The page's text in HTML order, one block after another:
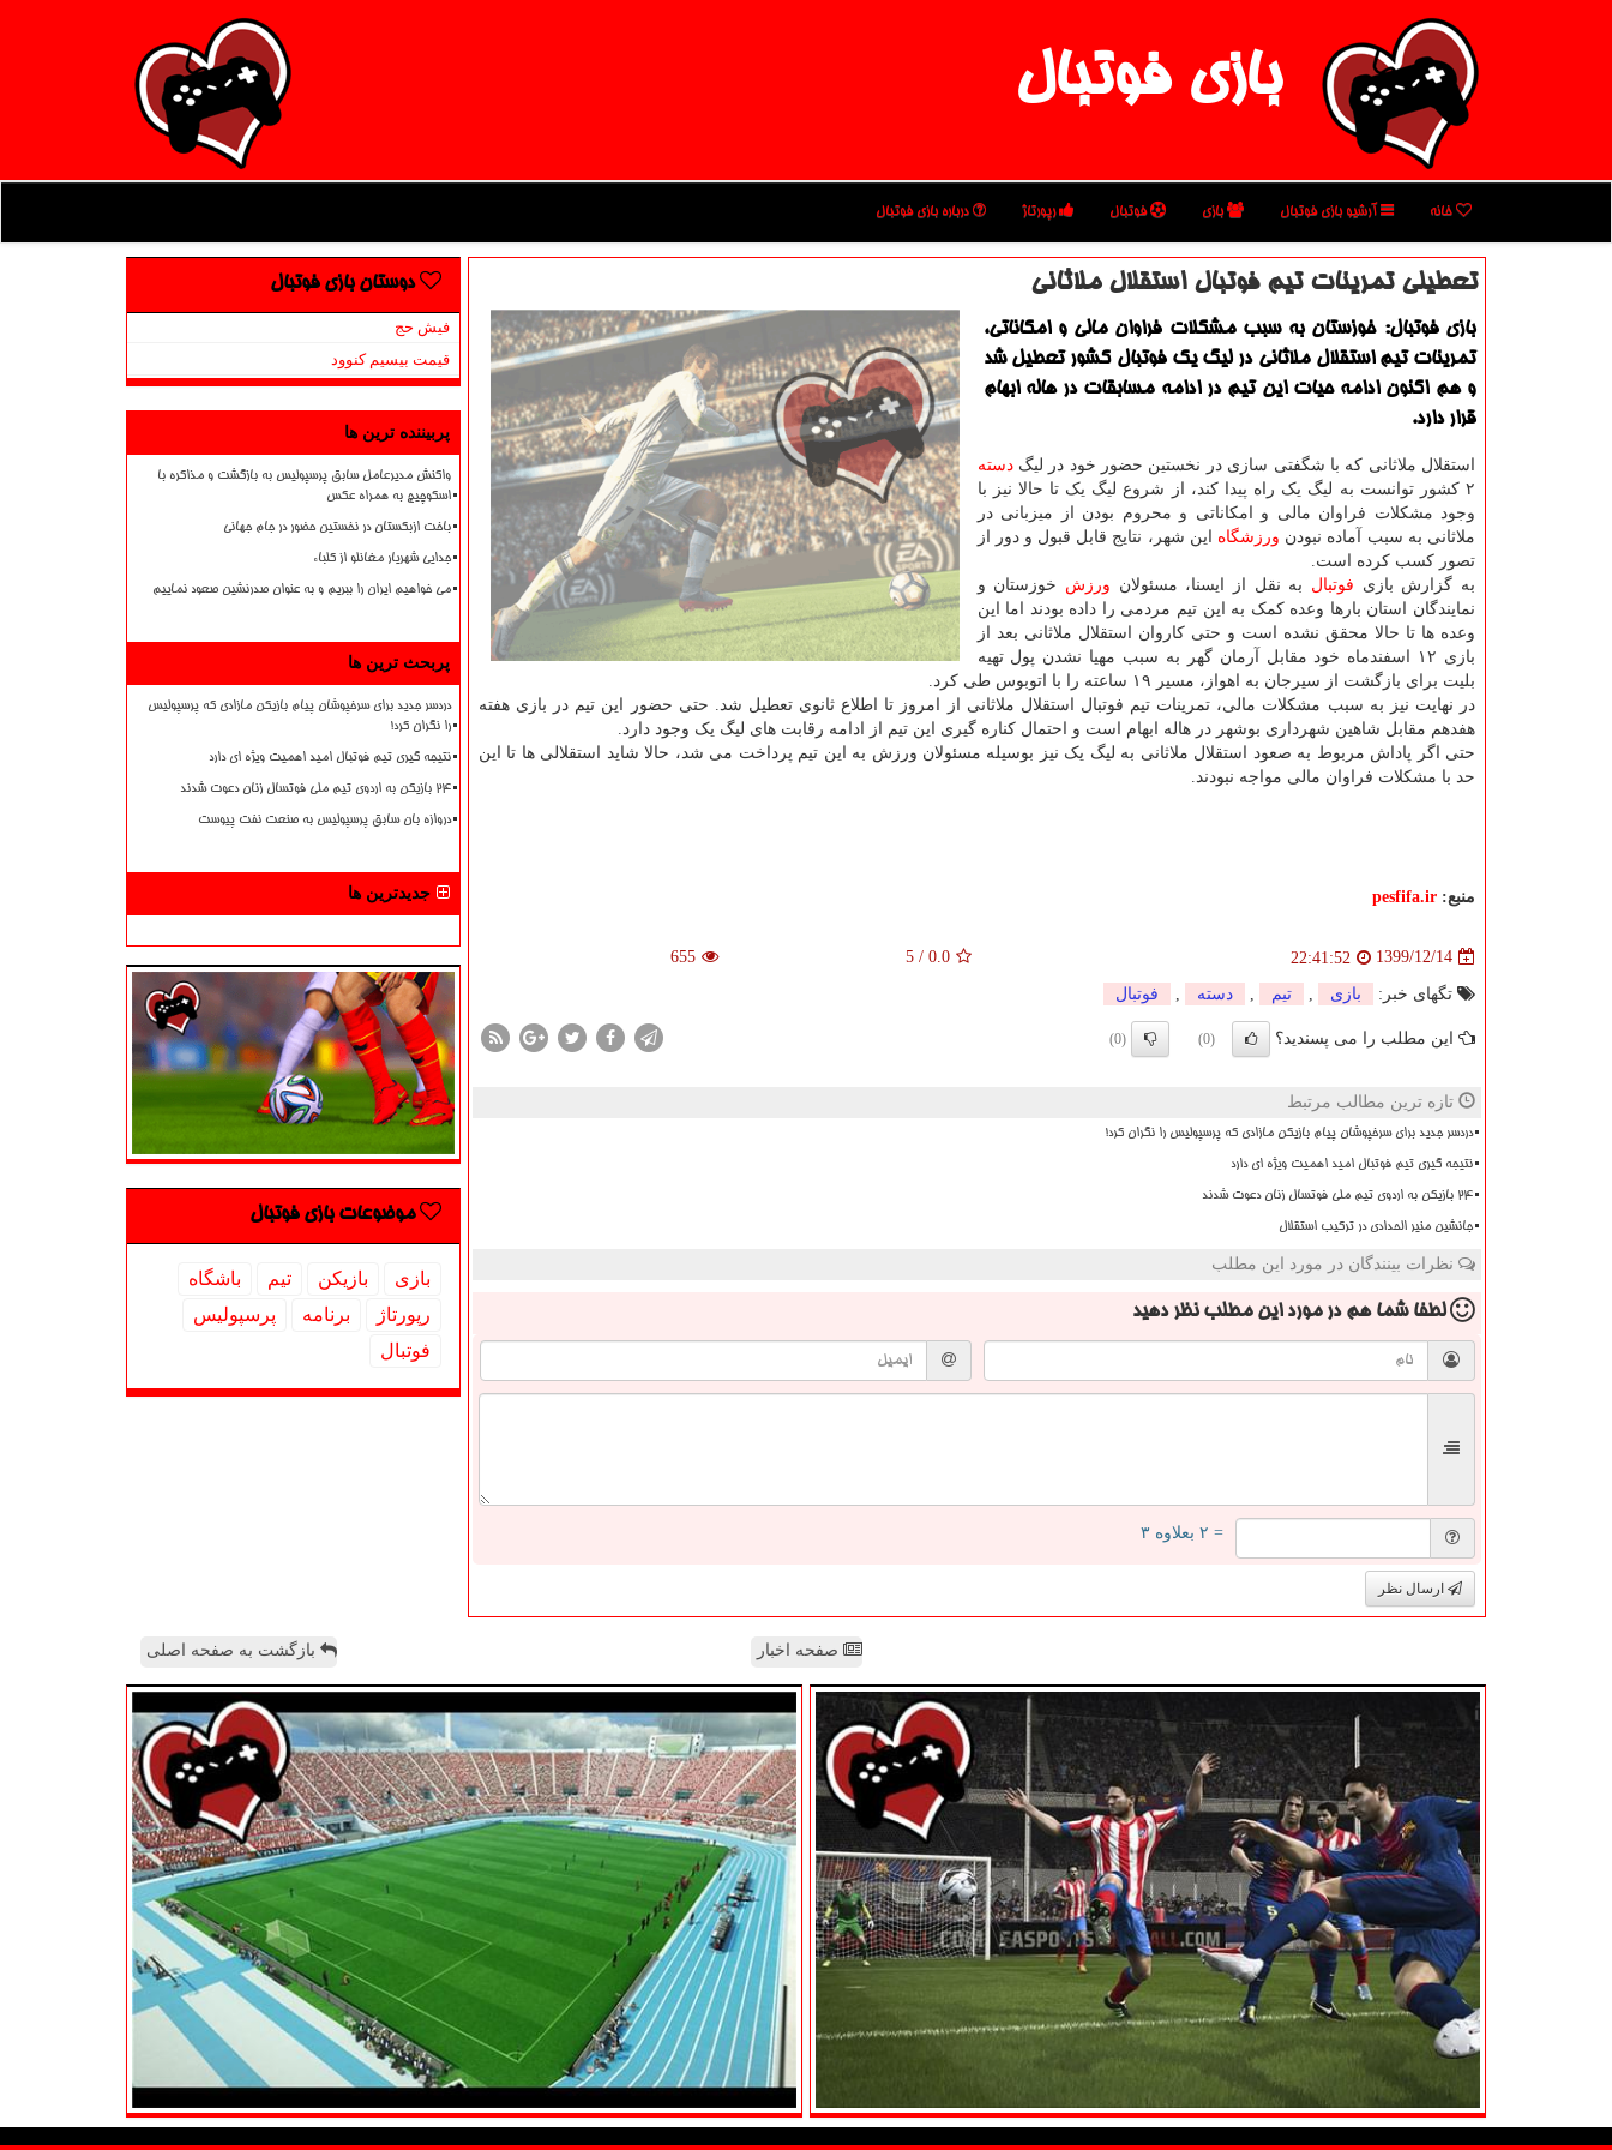
بازی فوتبال
خانه آرشیو بازی فوتبال بازی فوتبال رپورتاژ درباره بازی فوتبال
تعطیلی تمرینات تیم فوتبال استقلال ملاثانی
بازی فوتبال: خوزستان به سبب مشکلات فراوان مالی و امکاناتی،
تمرینات تیم استقلال ملاثانی در لیگ یک فوتبال کشور تعطیل شد
و هم اکنون ادامه حیات این تیم در ادامه مسابقات در هاله ابهام
قرار دارد.
استقلال ملاثانی که با شگفتی سازی در نخستین حضور خود در لیگدسته
۲ کشور توانست به لیگ یک راه پیدا کند، از شروع لیگ یک تا حالا نیز با
وجود مشکلات فراوان مالی و امکاناتی و محروم بودن از میزبانی در
ملاثانی به سبب آماده نبودن ورزشگاه این شهر، نتایج قابل قبول و دور از
تصور کسب کرده است.
به گزارش بازی فوتبال به نقل از ایسنا، مسئولان ورزش خوزستان و
نمایندگان استان بارها وعده کمک به این تیم مردمی را داده بودند اما این
وعده ها تا حالا محقق نشده است و حتی کاروان استقلال ملاثانی بعد از
بازی ۱۲ اسفندماه خود مقابل آرمان گهر به سبب مهیا نشدن پول تهیه
بلیت برای بازگشت از سیرجان به اهواز، مسیر ۱۹ ساعته را با اتوبوس طی کرد.
در نهایت نیز به سبب مشکلات مالی، تمرینات تیم فوتبال استقلال ملاثانی از امروز تا اطلاع ثانوی تعطیل شد. حتی حضور این تیم در بازی هفته
هفدهم مقابل شاهین شهرداری بوشهر در هاله ابهام است و احتمال کناره گیری این تیم از ادامه رقابت های لیگ یک وجود دارد.
حتی اگر پاداش مربوط به صعود استقلال ملاثانی به لیگ یک نیز بوسیله مسئولان ورزش به این تیم پرداخت می شد، حالا شاید استقلالی ها تا این
حد با مشکلات فراوان مالی مواجه نبودند.
منبع: pesfifa.ir
1399/12/14
22:41:52
0.0
/
5
655
تگهای خبر: بازی تیم دسته فوتبال
این مطلب را می پسندید؟ (0)
(0)
تازه ترین مطالب مرتبط
دردسر جدید برای سرخپوشان پیام بازیکن مازادی که پرسپولیس را نگران کرد!
نتیجه گیری تیم فوتبال امید اهمیت ویژه ای دارد
۲۴ بازیکن به اردوی تیم ملی فوتسال زنان دعوت شدند
جانشین منیر الحدادی در ترکیب استقلال
نظرات بینندگان در مورد این مطلب
لطفا شما همدر مورد این مطلب نظر دهید
= ۲ بعلاوه ۳
ارسال نظر
دوستان بازی فوتبال
فیش حج
قیمت بیسیم کنوود
پربیننده ترین ها
واکنش مدیرعامل سابق پرسپولیس به بازگشت و مذاکره با
اسکوچیچ به همراه عکس
باخت ازبکستان در نخستین حضور در جام جهانی
جدایی شهریار مغانلو از کلباء
می خواهیم ایران را ببریم و به عنوان صدرنشین صعود نماییم
پربحث ترین ها
دردسر جدید برای سرخپوشان پیام بازیکن مازادی که پرسپولیس
را نگران کرد!
نتیجه گیری تیم فوتبال امید اهمیت ویژه ای دارد
۲۴ بازیکن به اردوی تیم ملی فوتسال زنان دعوت شدند
دروازه بان سابق پرسپولیس به صنعت نفت پیوست
جدیدترین ها
موضوعات بازی فوتبال
بازی بازیكن تیم
باشگاه
رپورتاژ
برنامه
پرسپولیس
فوتبال
صفحه اخبار بازگشت به صفحه اصلی